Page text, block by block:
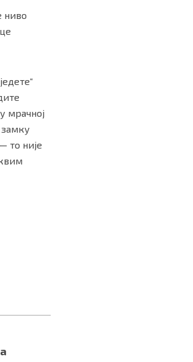
ниво
мрачној
то није